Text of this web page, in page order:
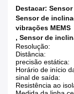
Destacar:
Sensor de
vibrações MEMS
, Sensor de
Resolução:
Distância:
precisão estática:
Horário de início
sinal de saída:
Resistência ao